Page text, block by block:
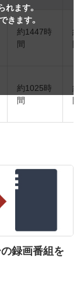
ます。
きます。
約1447時
間
約
間
約1025時
間
約
間
録画番組を